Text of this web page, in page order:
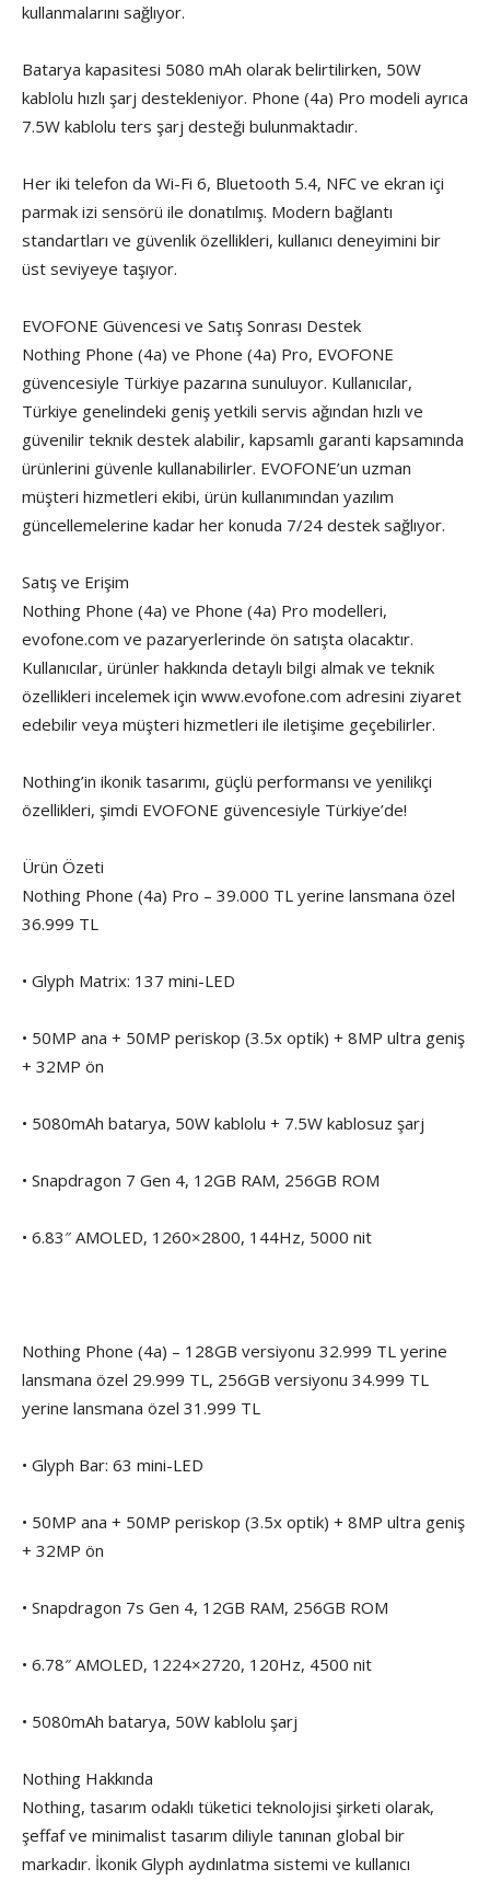
kullanmalarını sağlıyor.
Batarya kapasitesi 5080 mAh olarak belirtilirken, 50W
kablolu hızlı şarj destekleniyor. Phone (4a) Pro modeli ayrıca
7.5W kablolu ters şarj desteği bulunmaktadır.
Her iki telefon da Wi-Fi 6, Bluetooth 5.4, NFC ve ekran içi
parmak izi sensörü ile donatılmış. Modern bağlantı
standartları ve güvenlik özellikleri, kullanıcı deneyimini bir
üst seviyeye taşıyor.
EVOFONE Güvencesi ve Satış Sonrası Destek
Nothing Phone (4a) ve Phone (4a) Pro, EVOFONE
güvencesiyle Türkiye pazarına sunuluyor. Kullanıcılar,
Türkiye genelindeki geniş yetkili servis ağından hızlı ve
güvenilir teknik destek alabilir, kapsamlı garanti kapsamında
ürünlerini güvenle kullanabilirler. EVOFONE’un uzman
müşteri hizmetleri ekibi, ürün kullanımından yazılım
güncellemelerine kadar her konuda 7/24 destek sağlıyor.
Satış ve Erişim
Nothing Phone (4a) ve Phone (4a) Pro modelleri,
evofone.com ve pazaryerlerinde ön satışta olacaktır.
Kullanıcılar, ürünler hakkında detaylı bilgi almak ve teknik
özellikleri incelemek için www.evofone.com adresini ziyaret
edebilir veya müşteri hizmetleri ile iletişime geçebilirler.
Nothing’in ikonik tasarımı, güçlü performansı ve yenilikçi
özellikleri, şimdi EVOFONE güvencesiyle Türkiye’de!
Ürün Özeti
Nothing Phone (4a) Pro – 39.000 TL yerine lansmana özel
36.999 TL
• Glyph Matrix: 137 mini-LED
• 50MP ana + 50MP periskop (3.5x optik) + 8MP ultra geniş
+ 32MP ön
• 5080mAh batarya, 50W kablolu + 7.5W kablosuz şarj
• Snapdragon 7 Gen 4, 12GB RAM, 256GB ROM
• 6.83″ AMOLED, 1260×2800, 144Hz, 5000 nit
Nothing Phone (4a) – 128GB versiyonu 32.999 TL yerine
lansmana özel 29.999 TL, 256GB versiyonu 34.999 TL
yerine lansmana özel 31.999 TL
• Glyph Bar: 63 mini-LED
• 50MP ana + 50MP periskop (3.5x optik) + 8MP ultra geniş
+ 32MP ön
• Snapdragon 7s Gen 4, 12GB RAM, 256GB ROM
• 6.78″ AMOLED, 1224×2720, 120Hz, 4500 nit
• 5080mAh batarya, 50W kablolu şarj
Nothing Hakkında
Nothing, tasarım odaklı tüketici teknolojisi şirketi olarak,
şeffaf ve minimalist tasarım diliyle tanınan global bir
markadır. İkonik Glyph aydınlatma sistemi ve kullanıcı